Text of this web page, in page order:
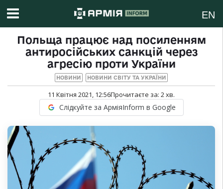
EN
Польща працює над посиленням
антиросійських санкцій через
агресію проти України
НОВИНИ НОВИНИ СВІТУ ТА УКРАЇНИ
11 Квітня 2021, 12:56Прочитаєте за: 2хв.
Слідкуйте за АрміяInform в Google